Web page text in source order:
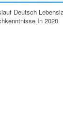
Deutsch
In 2020